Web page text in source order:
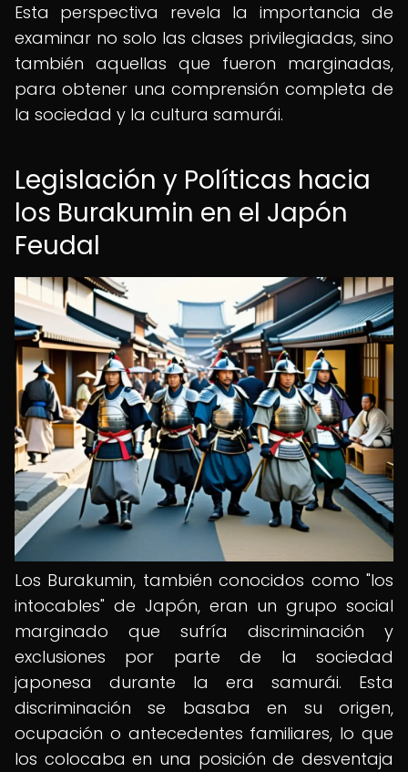
Esta perspectiva revela la importancia de
examinar no solo las clases privilegiadas, sino
también aquellas que fueron marginadas,
para obtener una comprensión completa de
la sociedad y la cultura samurái.
Legislación y Políticas hacia
los Burakumin en el Japón
Feudal
Los Burakumin, también conocidos como "los
intocables" de Japón, eran un grupo social
marginado que sufría discriminación y
exclusiones por parte de la sociedad
japonesa durante la era samurái. Esta
discriminación se basaba en su origen,
ocupación o antecedentes familiares, lo que
los colocaba en una posición de desventaja